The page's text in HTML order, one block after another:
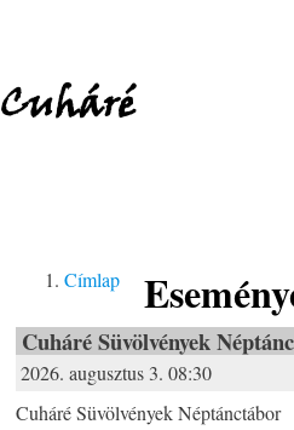
Cuháré
Címlap
Cuháré Süvölvények
2026. augusztus 3. 08:30
Cuháré Süvölvények Néptánctábor